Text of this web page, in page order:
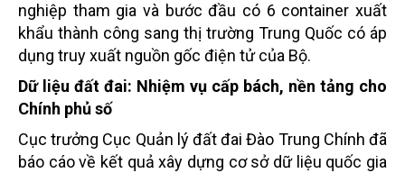
nghiệp tham gia và bước đầu có 6 container xuất
khẩu thành công sang thị trường Trung Quốc có áp
dụng truy xuất nguồn gốc điện tử của Bộ.
Dữ liệu đất đai: Nhiệm vụ cấp bách, nền tảng cho
Chính phủ số
Cục trưởng Cục Quản lý đất đai Đào Trung Chính đã
báo cáo về kết quả xây dựng cơ sở dữ liệu quốc gia